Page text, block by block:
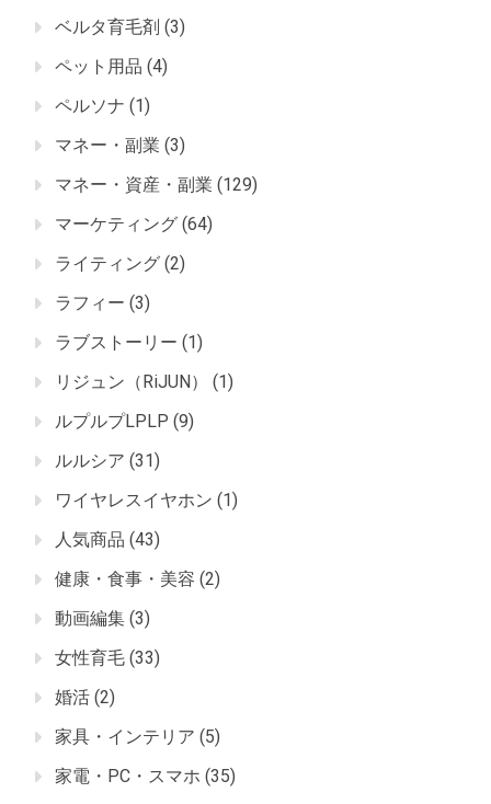
ベルタ育毛剤 (3)
ペット用品 (4)
ペルソナ (1)
マネー・副業 (3)
マネー・資産・副業 (129)
マーケティング (64)
ライティング (2)
ラフィー (3)
ラブストーリー (1)
リジュン（RiJUN）
(1)
ルプルプLPLP (9)
ルルシア (31)
ワイヤレスイヤホン (1)
人気商品 (43)
健康・食事・美容 (2)
動画編集 (3)
女性育毛 (33)
婚活 (2)
家具・インテリア (5)
家電・PC・スマホ (35)